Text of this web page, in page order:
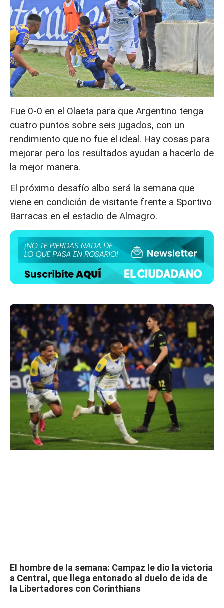
Fue 0-0 en el Olaeta para que Argentino tenga
cuatro puntos sobre seis jugados, con un
rendimiento que no fue el ideal. Hay cosas para
mejorar pero los resultados ayudan a hacerlo de
la mejor manera.
El próximo desafío albo será la semana que
viene en condición de visitante frente a Sportivo
Barracas en el estadio de Almagro.
El hombre de la semana: Campaz le dio la victoria
a Central, que llega entonado al duelo de ida de
la Libertadores con Corinthians